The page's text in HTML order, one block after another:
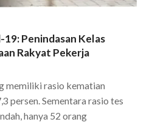
Penindasan Kelas
Rakyat Pekerja
memiliki rasio kematian
persen. Sementara rasio tes
hanya 52 orang